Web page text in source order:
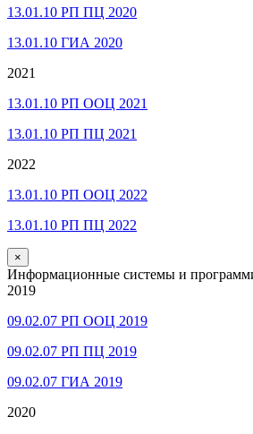
13.01.10 РП ПЦ 2020
13.01.10 ГИА 2020
2021
13.01.10 РП ООЦ 2021
13.01.10 РП ПЦ 2021
2022
13.01.10 РП ООЦ 2022
13.01.10 РП ПЦ 2022
×
Информационные системы и
2019
09.02.07 РП ООЦ 2019
09.02.07 РП ПЦ 2019
09.02.07 ГИА 2019
2020